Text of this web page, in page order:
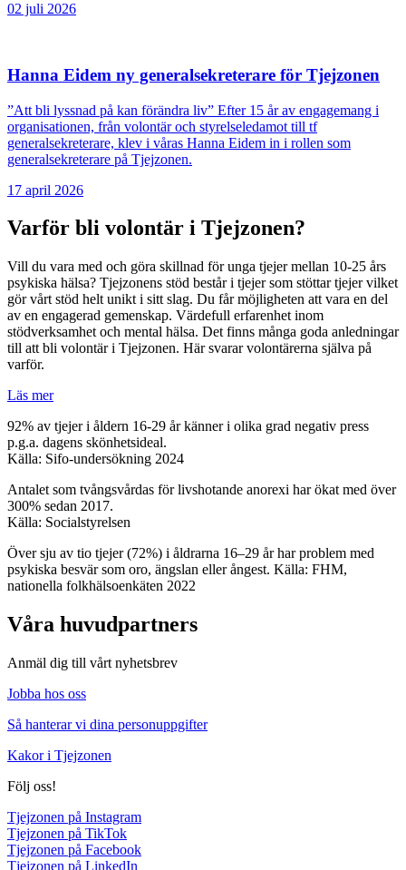
02 ‪juli‬ 2026
Hanna Eidem ny generalsekreterare för Tjejzonen
”Att bli lyssnad på kan förändra liv” Efter 15 år av engagemang i
organisationen, från volontär och styrelseledamot till tf
generalsekreterare, klev i våras Hanna Eidem in i rollen som
generalsekreterare på Tjejzonen.
17 ‪april‬ 2026
Varför bli volontär i Tjejzonen?
Vill du vara med och göra skillnad för unga tjejer mellan 10-25 års
psykiska hälsa? Tjejzonens stöd består i tjejer som stöttar tjejer vilket
gör vårt stöd helt unikt i sitt slag. Du får möjligheten att vara en del
av en engagerad gemenskap. Värdefull erfarenhet inom
stödverksamhet och mental hälsa. Det finns många goda anledningar
till att bli volontär i Tjejzonen. Här svarar volontärerna själva på
varför.
Läs mer
92% av tjejer i åldern 16-29 år känner i olika grad negativ press
p.g.a. dagens skönhetsideal.
Källa: Sifo-undersökning 2024
Antalet som tvångsvårdas för livshotande anorexi har ökat med över
300% sedan 2017.
Källa: Socialstyrelsen
Över sju av tio tjejer (72%) i åldrarna 16–29 år har problem med
psykiska besvär som oro, ängslan eller ångest. Källa: FHM,
nationella folkhälsoenkäten 2022
Våra huvudpartners
Anmäl dig till vårt nyhetsbrev
Jobba hos oss
Så hanterar vi dina personuppgifter
Kakor i Tjejzonen
Följ oss!
Tjejzonen på Instagram
Tjejzonen på TikTok
Tjejzonen på Facebook
Tjejzonen på LinkedIn